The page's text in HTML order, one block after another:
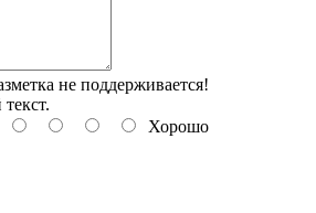
не поддерживается!
Хорошо